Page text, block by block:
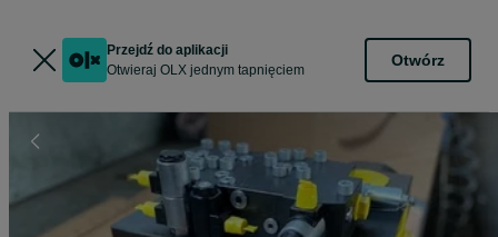
Przejdź do aplikacji
Otwieraj OLX jednym tapnięciem
Otwórz